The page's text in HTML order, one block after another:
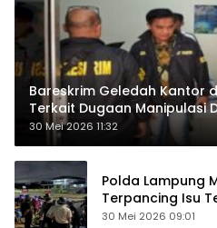
Bareskrim Geledah Kantor
Terkait Dugaan Manipulasi
30 Mei 2026 11:32
Polda Lampung
Terpancing Isu
Keamanan
30 Mei 2026 09:01